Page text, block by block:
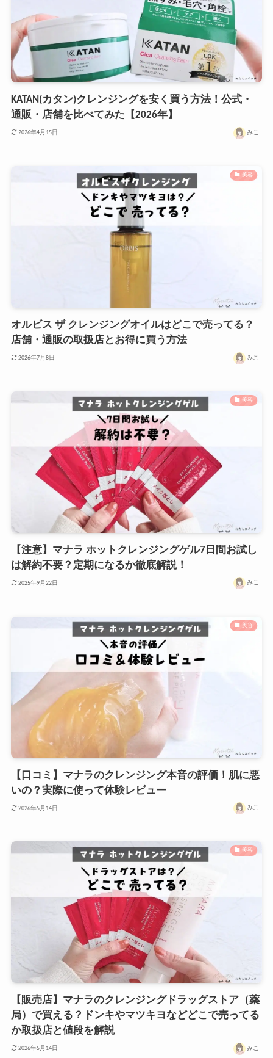
KATAN(カタン)クレンジングを安く買う方法！公式・
通販・店舗を比べてみた【2026年】
2026年4月15日 みこ
美容
オルビス ザ クレンジングオイルはどこで売ってる？
店舗・通販の取扱店とお得に買う方法
2026年7月8日 みこ
美容
【注意】マナラ ホットクレンジングゲル7日間お試し
は解約不要？定期になるか徹底解説！
2025年9月22日 みこ
美容
【口コミ】マナラのクレンジング本音の評価！肌に悪
いの？実際に使って体験レビュー
2026年5月14日 みこ
美容
【販売店】マナラのクレンジングドラッグストア（薬
局）で買える？ドンキやマツキヨなどどこで売ってる
か取扱店と値段を解説
2026年5月14日 みこ